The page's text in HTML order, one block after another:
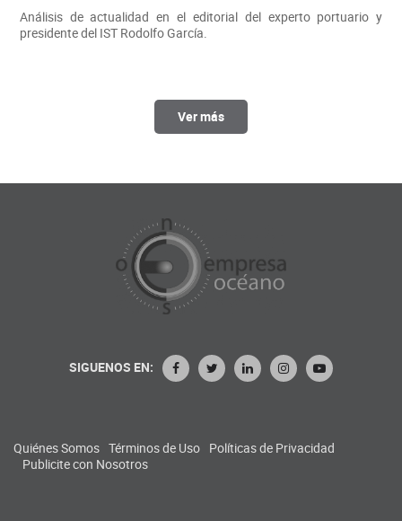
Análisis de actualidad en el editorial del experto portuario y
presidente del IST Rodolfo García.
Ver más
SIGUENOS EN:
Quiénes Somos Términos de Uso Políticas de Privacidad
Publicite con Nosotros